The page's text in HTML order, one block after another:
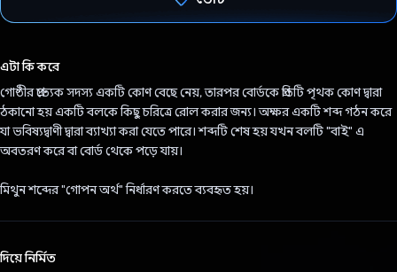
এটা কি করে
গোষ্ঠীর প্রত্যেক সদস্য একটি কোণ বেছে নেয়, তারপর বোর্ডকে প্রতিটি পৃথক কোণ দ্বারা
ঠকানো হয় একটি বলকে কিছু চরিত্রে রোল করার জন্য। অক্ষর একটি শব্দ গঠন করে
যা ভবিষ্যদ্বাণী দ্বারা ব্যাখ্যা করা যেতে পারে। শব্দটি শেষ হয় যখন বলটি "বাই" এ
অবতরণ করে বা বোর্ড থেকে পড়ে যায়।
মিথুন শব্দের "গোপন অর্থ" নির্ধারণ করতে ব্যবহৃত হয়।
দিয়ে নির্মিত